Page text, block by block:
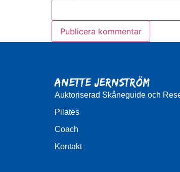
Anette Jernström
Auktoriserad Skåneguide och
Pilates
Coach
Kontakt